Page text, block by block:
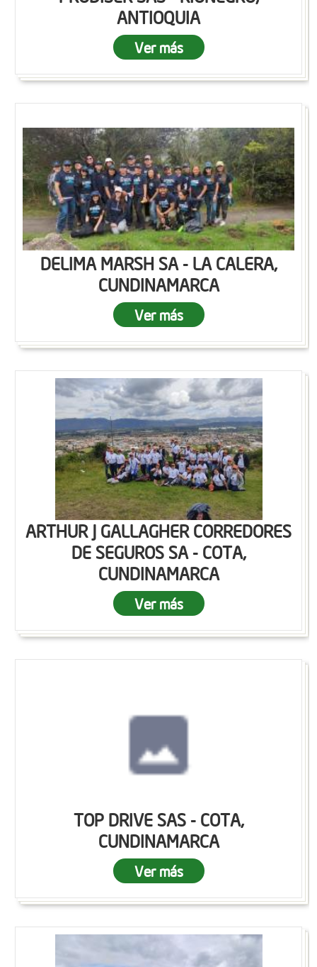
ANTIOQUIA
Ver más
DELIMA MARSH SA - LA CALERA,
CUNDINAMARCA
Ver más
ARTHUR J GALLAGHER CORREDORES
DE SEGUROS SA - COTA,
CUNDINAMARCA
Ver más
TOP DRIVE SAS - COTA,
CUNDINAMARCA
Ver más